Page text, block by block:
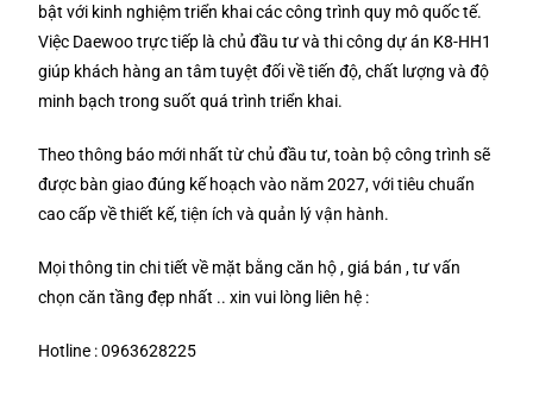
bật với kinh nghiệm triển khai các công trình quy mô quốc tế.
Việc Daewoo trực tiếp là chủ đầu tư và thi công dự án K8-HH1
giúp khách hàng an tâm tuyệt đối về tiến độ, chất lượng và độ
minh bạch trong suốt quá trình triển khai.
Theo thông báo mới nhất từ chủ đầu tư, toàn bộ công trình sẽ
được bàn giao đúng kế hoạch vào năm 2027, với tiêu chuẩn
cao cấp về thiết kế, tiện ích và quản lý vận hành.
Mọi thông tin chi tiết về mặt bằng căn hộ , giá bán , tư vấn
chọn căn tầng đẹp nhất .. xin vui lòng liên hệ :
Hotline : 0963628225